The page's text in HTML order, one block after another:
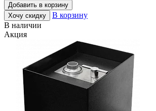
Добавить в корзину
Хочу скидку
В корзину
В наличии
Акция